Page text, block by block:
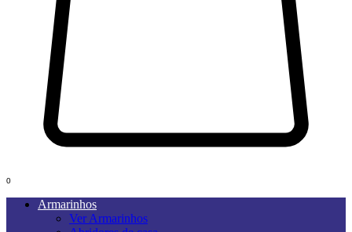
0
Armarinhos
Ver Armarinhos